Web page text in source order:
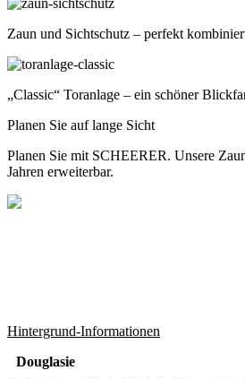
Zaun und Sichtschutz – perfekt
„Classic“ Toranlage – ein schöner
Planen Sie auf lange Sicht
Planen Sie mit SCHEERER. Unsere
Jahren erweiterbar.
Hintergrund-Informationen
Douglasie